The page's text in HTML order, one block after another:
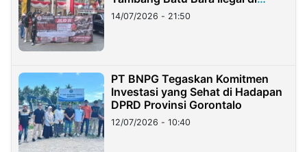
Lampung
14/07/2026 - 21:50
PT BNPG Tegaskan Komitmen
Investasi yang Sehat di Hadapan
DPRD Provinsi Gorontalo
12/07/2026 - 10:40